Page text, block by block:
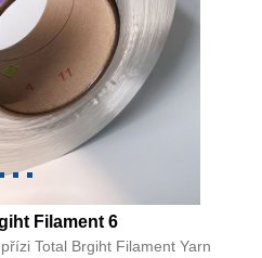
Filament 6
Total Brgiht Filament Yarn